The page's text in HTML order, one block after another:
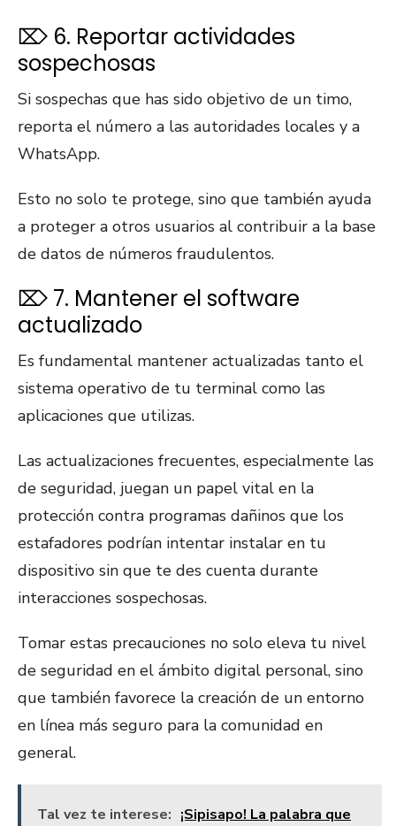
⌦ 6. Reportar actividades
sospechosas
Si sospechas que has sido objetivo de un timo,
reporta el número a las autoridades locales y a
WhatsApp.
Esto no solo te protege, sino que también ayuda
a proteger a otros usuarios al contribuir a la base
de datos de números fraudulentos.
⌦ 7. Mantener el software
actualizado
Es fundamental mantener actualizadas tanto el
sistema operativo de tu terminal como las
aplicaciones que utilizas.
Las actualizaciones frecuentes, especialmente las
de seguridad, juegan un papel vital en la
protección contra programas dañinos que los
estafadores podrían intentar instalar en tu
dispositivo sin que te des cuenta durante
interacciones sospechosas.
Tomar estas precauciones no solo eleva tu nivel
de seguridad en el ámbito digital personal, sino
que también favorece la creación de un entorno
en línea más seguro para la comunidad en
general.
Tal vez te interese: ¡Sipisapo! La palabra que